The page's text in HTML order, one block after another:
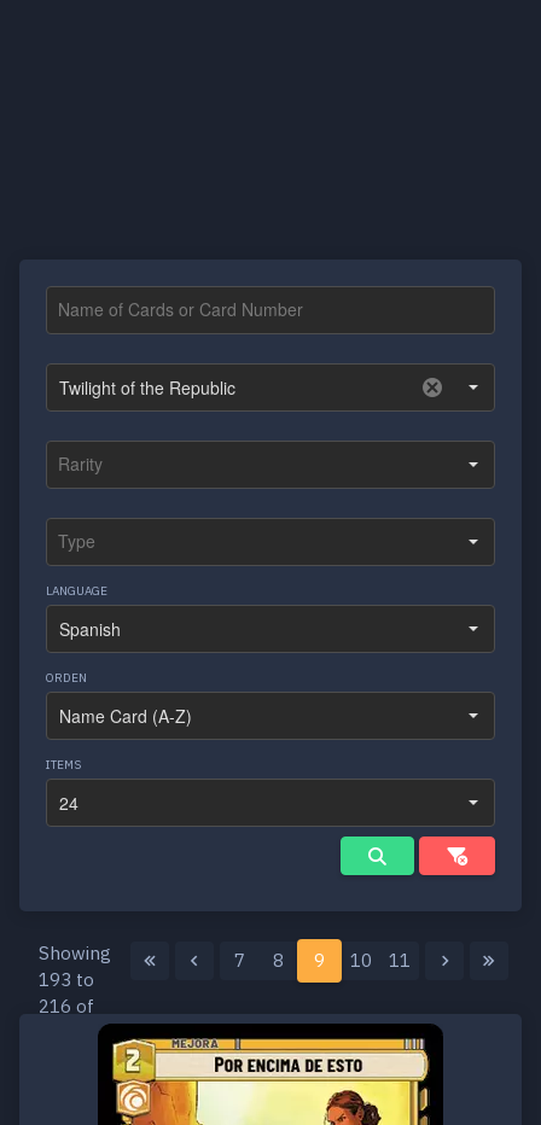
LANGUAGE
ORDEN
ITEMS
Showing
193 to
216 of
7 8 9 10 11